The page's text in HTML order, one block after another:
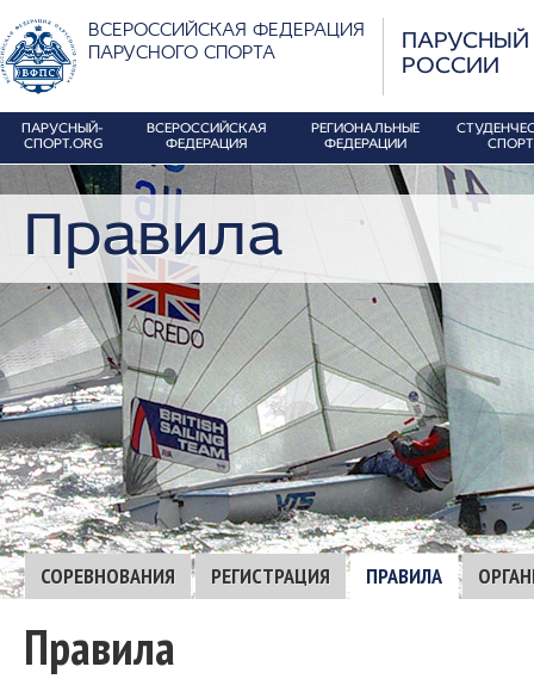
ВСЕРОССИЙСКАЯ ФЕДЕРАЦИЯ
ПАРУСНОГО СПОРТА
ПАРУСНЫЙ
РОССИИ
ПАРУСНЫЙ-
СПОРТ.ORG
ВСЕРОССИЙСКАЯ
ФЕДЕРАЦИЯ
РЕГИОНАЛЬНЫЕ
ФЕДЕРАЦИИ
СПОРТ
Правила
СОРЕВНОВАНИЯ РЕГИСТРАЦИЯ ПРАВИЛА
Правила